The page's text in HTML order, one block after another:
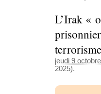
L’Irak «
jeudi 9
2025).